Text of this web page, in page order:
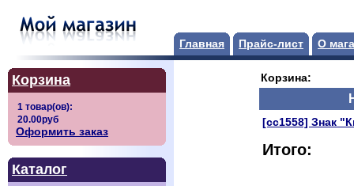
Главная Прайс-лист О
Корзина
Оформить заказ
Каталог
Корзина:
[сс1558] Знак
Итого: